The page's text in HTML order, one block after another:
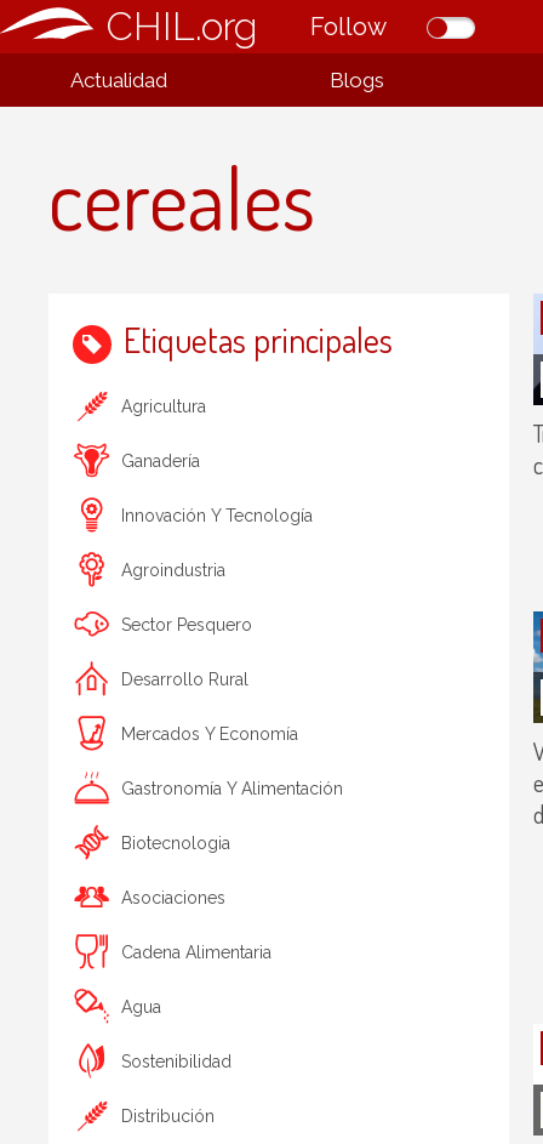
CHIL.org Follow
Actualidad Blogs
cereales
Etiquetas principales
Agricultura
Ganadería
Innovación Y Tecnología
Agroindustria
Sector Pesquero
Desarrollo Rural
Mercados Y Economía
Gastronomía Y Alimentación
Biotecnologia
Asociaciones
Cadena Alimentaria
Agua
Sostenibilidad
Distribución